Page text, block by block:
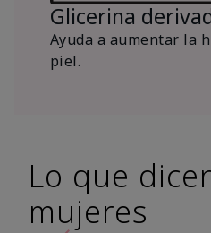
Glicerina
Ayuda a aumentar la
piel.
Lo que
mujeres